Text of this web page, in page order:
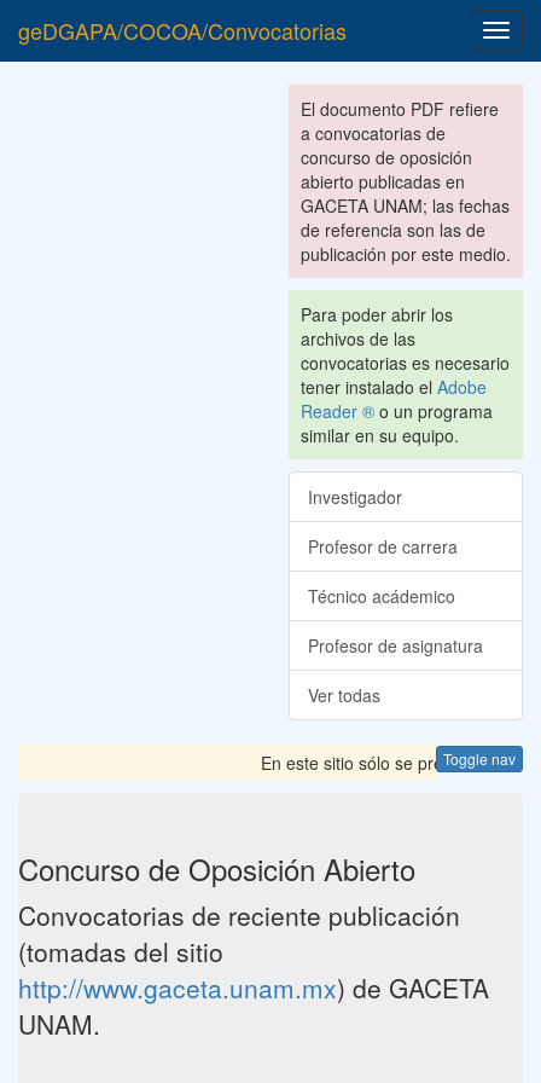
geDGAPA/COCOA/Convocatorias
El documento PDF refiere
a convocatorias de
concurso de oposición
abierto publicadas en
GACETA UNAM; las fechas
de referencia son las de
publicación por este medio.
Para poder abrir los
archivos de las
convocatorias es necesario
tener instalado el Adobe
Reader ® o un programa
similar en su equipo.
Investigador
Profesor de carrera
Técnico acádemico
Profesor de asignatura
Ver todas
Toggle nav
En este sitio sólo se presentan las
Concurso de Oposición Abierto
Convocatorias de reciente publicación
(tomadas del sitio
http://www.gaceta.unam.mx) de GACETA
UNAM.